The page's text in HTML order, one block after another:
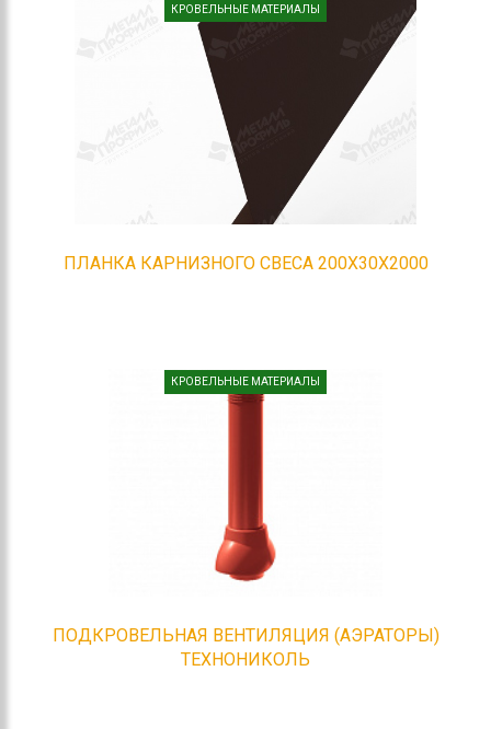
КРОВЕЛЬНЫЕ МАТЕРИАЛЫ
ПЛАНКА КАРНИЗНОГО СВЕСА 200Х30Х2000
КРОВЕЛЬНЫЕ МАТЕРИАЛЫ
ПОДКРОВЕЛЬНАЯ ВЕНТИЛЯЦИЯ (АЭРАТОРЫ)
ТЕХНОНИКОЛЬ